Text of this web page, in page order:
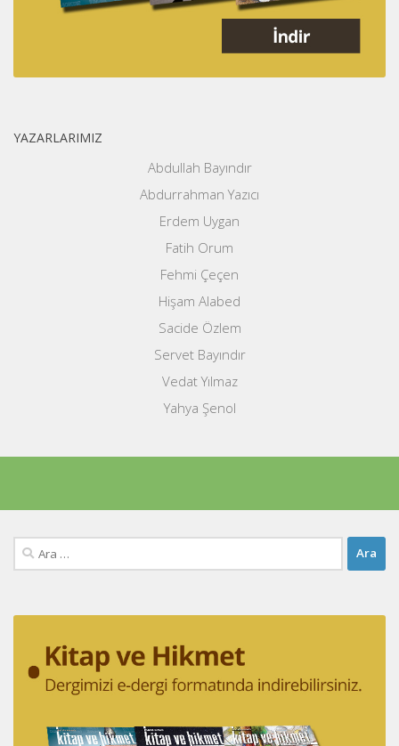
YAZARLARIMIZ
Abdullah Bayındır
Abdurrahman Yazıcı
Erdem Uygan
Fatih Orum
Fehmi Çeçen
Hişam Alabed
Sacide Özlem
Servet Bayındır
Vedat Yılmaz
Yahya Şenol
Arama: